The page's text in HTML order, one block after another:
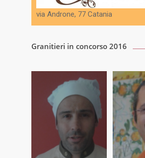
via Androne, 77 Catania
Granitieri in concorso 2016